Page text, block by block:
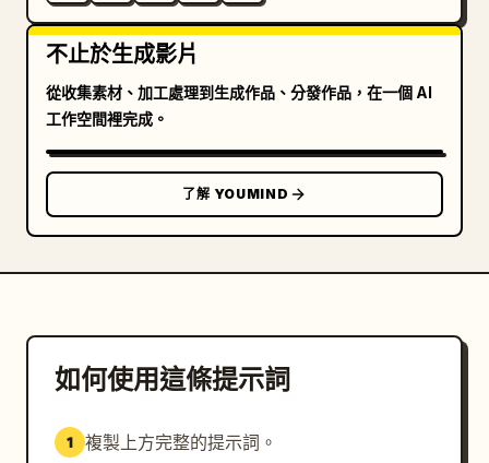
不止於生成影片
從收集素材、加工處理到生成作品、分發作品，在一個 AI
工作空間裡完成。
了解 YOUMIND
如何使用這條提示詞
1 複製上方完整的提示詞。